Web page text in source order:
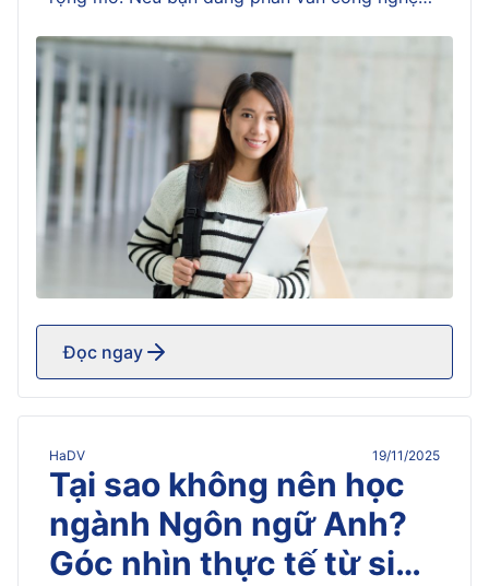
viết tổng hợp các gợi ý uy tín, phân tích
chương trình đào tạo, học phí và môi trường
[…]
Đọc ngay
HaDV 19/11/2025
Tại sao không nên học
ngành Ngôn ngữ Anh?
Góc nhìn thực tế từ sinh